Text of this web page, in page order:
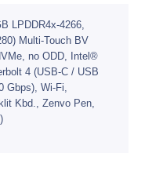
LPDDR4x-4266,
Multi-Touch BV
no ODD, Intel®
4 (USB-C / USB
Gbps), Wi-Fi,
Kbd., Zenvo Pen,